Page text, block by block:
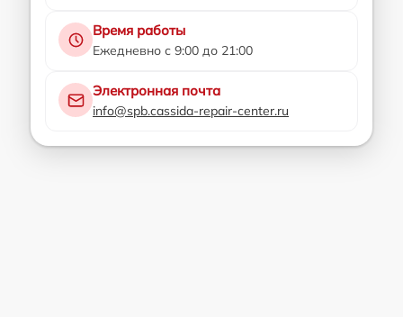
Время работы
Ежедневно с 9:00 до 21:00
Электронная почта
info@spb.cassida-repair-center.ru